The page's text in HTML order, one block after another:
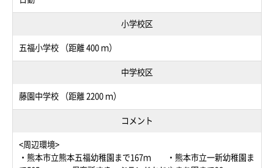
小学校区
五福小学校 （距離 400 ｍ）
中学校区
藤園中学校 （距離 2200 ｍ）
コメント
<周辺環境>
・熊本市立熊本五福幼稚園まで167ｍ ・熊本市立一新幼稚園ま